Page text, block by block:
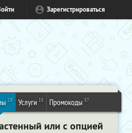
Зарегистрироваться
28 Услуги 15 Промокоды 57
или с опцией